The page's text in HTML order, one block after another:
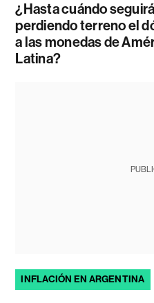
¿Hasta cuándo seguirá
perdiendo terreno el
a las monedas de
Latina?
INFLACIÓN EN ARGENTINA